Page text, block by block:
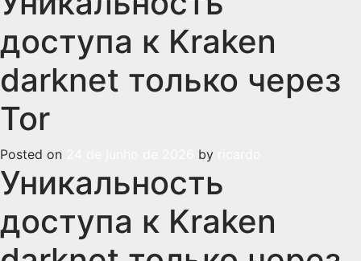
доступа к Kraken
darknet только через
Tor
Posted on by
Уникальность
доступа к Kraken